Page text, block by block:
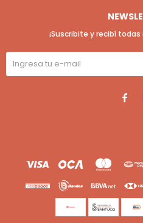
¡Suscribite y recibí
